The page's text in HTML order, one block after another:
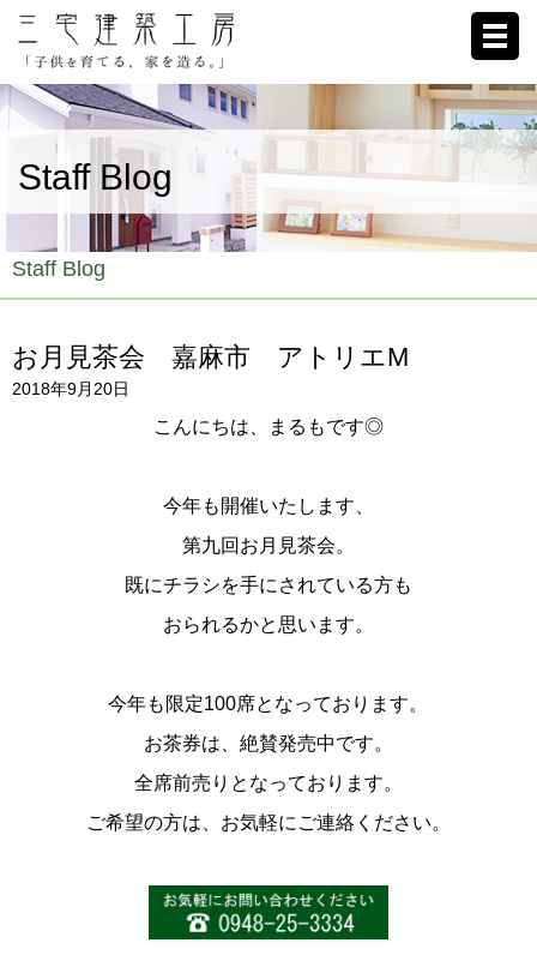
ホーム
家への想い
施工例
ブログ
リクルート
お客様の声
スタッフ紹介
Staff Blog
Staff Blog
お月見茶会 嘉麻市 アトリエM
2018年9月20日
こんにちは、まるもです◎
今年も開催いたします、
第九回お月見茶会。
既にチラシを手にされている方も
おられるかと思います。
今年も限定100席となっております。
お茶券は、絶賛発売中です。
全席前売りとなっております。
ご希望の方は、お気軽にご連絡ください。